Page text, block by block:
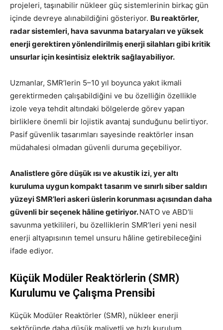
projeleri, taşınabilir nükleer güç sistemlerinin birkaç gün
içinde devreye alınabildiğini gösteriyor. Bu reaktörler,
radar sistemleri, hava savunma bataryaları ve yüksek
enerji gerektiren yönlendirilmiş enerji silahları gibi kritik
unsurlar için kesintisiz elektrik sağlayabiliyor.
Uzmanlar, SMR’lerin 5–10 yıl boyunca yakıt ikmali
gerektirmeden çalışabildiğini ve bu özelliğin özellikle
izole veya tehdit altındaki bölgelerde görev yapan
birliklere önemli bir lojistik avantaj sunduğunu belirtiyor.
Pasif güvenlik tasarımları sayesinde reaktörler insan
müdahalesi olmadan güvenli duruma geçebiliyor.
Analistlere göre düşük ısı ve akustik izi, yer altı
kuruluma uygun kompakt tasarım ve sınırlı siber saldırı
yüzeyi SMR’leri askeri üslerin korunması açısından daha
güvenli bir seçenek hâline getiriyor.NATO ve ABD’li
savunma yetkilileri, bu özelliklerin SMR’leri yeni nesil
enerji altyapısının temel unsuru hâline getirebileceğini
ifade ediyor.
Küçük Modüler Reaktörlerin (SMR)
Kurulumu ve Çalışma Prensibi
Küçük Modüler Reaktörler (SMR), nükleer enerji